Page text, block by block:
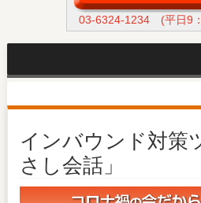
03-6324-1234(平日9：
インバウンド対策
さし会話」